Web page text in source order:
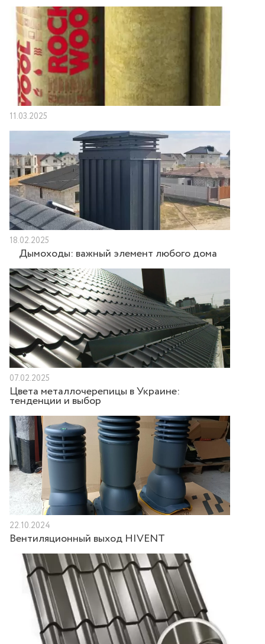
11.03.2025
18.02.2025
Дымоходы: важный элемент любого дома
07.02.2025
Цвета металлочерепицы в Украине:
тенденции и выбор
22.10.2024
Вентиляционный выход HIVENT